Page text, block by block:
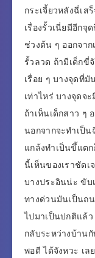
กระเจี้ยวหลังฉี่เส
เรื่องรั้วเนี่ยมีอีกจุ
ช่วงต้น ๆ ออกจาก
รั้วลวด ถ้ามีเด็กขี่
เรื่อย ๆ บางจุดที่
เท่าไหร่ บางจุดจ
ถ้าเห็นเด็กสาว ๆ
นอกจากจะทำเป็น
แกล้งทำเป็นขึ้แต
นี้เห็นของเราชัด
บางประอินน่ะ ขับ
ทางด่วนมันเป็นถ
ไปมาเป็นปกติแล้ว
กลับระหว่างบ้านกั
พอดี ได้จังหวะ เล